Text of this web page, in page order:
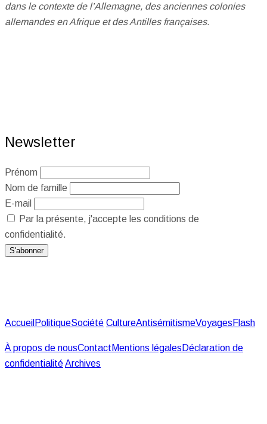
dans le contexte de l’Allemagne, des anciennes colonies
allemandes en Afrique et des Antilles françaises.
Newsletter
Prénom
Nom de famille
E-mail
Par la présente, j'accepte les conditions de
confidentialité.
Accueil PolitiqueSociété CultureAntisémitismeVoyages Flash
À propos de nousContact Mentions légales Déclaration de
confidentialitéArchives